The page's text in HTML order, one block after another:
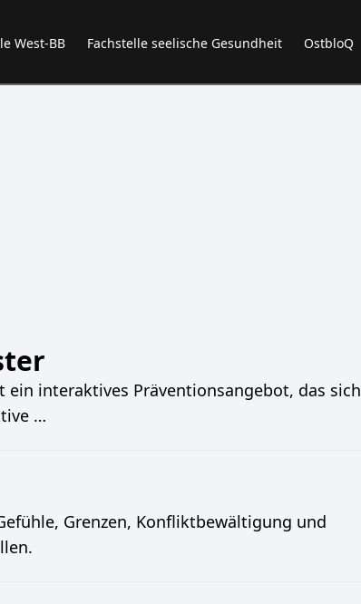
West-BB Fachstelle seelische Gesundheit OstbloQ
ein interaktives Präventionsangebot, das sich
…
Grenzen, Konfliktbewältigung und